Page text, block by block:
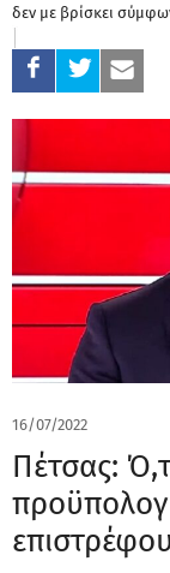
δεν με βρίσκει
16/07/2022
Πέτσας: